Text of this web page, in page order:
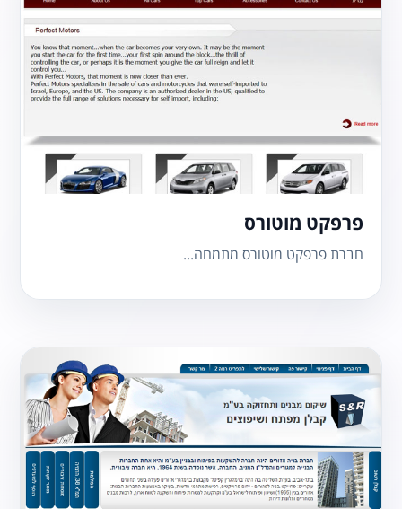
פרפקט מוטורס
חברת פרפקט מוטורס מתמחה...